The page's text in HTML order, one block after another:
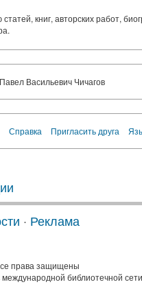
книг, авторских работ,
Васильевич Чичагов
Справка Пригласить друга
· Реклама
права защищены
библиотечной